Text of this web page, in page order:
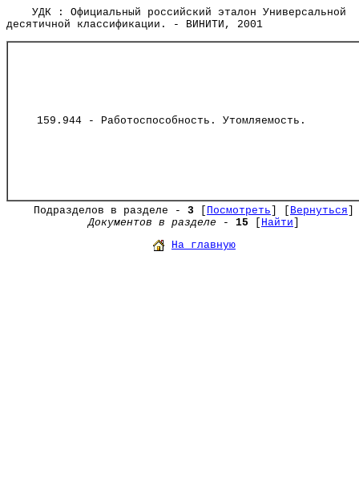
УДК : Официальный российский эталон Универсальной
десятичной классификации. - ВИНИТИ, 2001
159.944 - Работоспособность. Утомляемость.
Подразделов в разделе - 3 Посмотреть Вернуться
Документов в разделе - 15 Найти
На главную